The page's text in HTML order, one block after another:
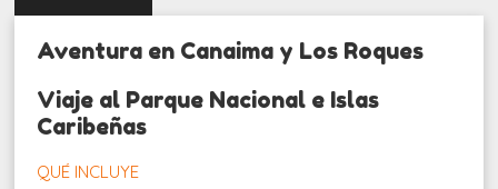
Aventura en Canaima y Los Roques
Viaje al Parque Nacional e Islas
Caribeñas
QUÉ INCLUYE